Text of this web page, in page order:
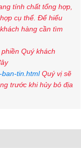
tính chất tổng hợp,
cụ thể. Để hiểu
hàng cần tìm
Quý khách
ban-tin.htmlQuý vị sẽ
trước khi hủy bỏ địa